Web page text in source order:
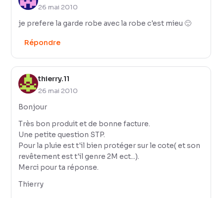
26 mai 2010
je prefere la garde robe avec la robe c'est mieu 🙂
Répondre
thierry.11
26 mai 2010
Bonjour
Très bon produit et de bonne facture.
Une petite question STP.
Pour la pluie est t'il bien protéger sur le cote( et son
revêtement est t'il genre 2M ect...).
Merci pour ta réponse.
Thierry